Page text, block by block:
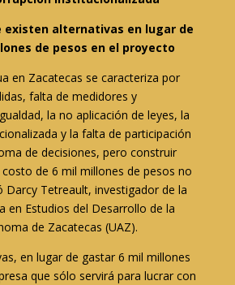
existen alternativas en lugar de
de pesos en el proyecto
en Zacatecas se caracteriza por
falta de medidores y
la no aplicación de leyes, la
y la falta de participación
de decisiones, pero construir
de 6 mil millones de pesos no
Darcy Tetreault, investigador de la
en Estudios del Desarrollo de la
de Zacatecas (UAZ).
en lugar de gastar 6 mil millones
que sólo servirá para lucrar con